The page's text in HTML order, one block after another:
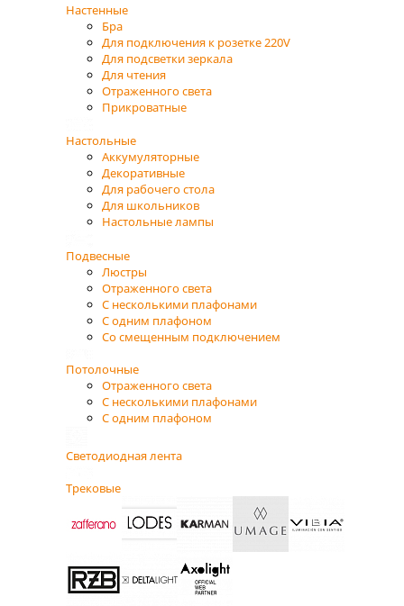
Настенные
Бра
Для подключения к розетке 220V
Для подсветки зеркала
Для чтения
Отраженного света
Прикроватные
Настольные
Аккумуляторные
Декоративные
Для рабочего стола
Для школьников
Настольные лампы
Подвесные
Люстры
Отраженного света
С несколькими плафонами
С одним плафоном
Со смещенным подключением
Потолочные
Отраженного света
С несколькими плафонами
С одним плафоном
Светодиодная лента
Трековые